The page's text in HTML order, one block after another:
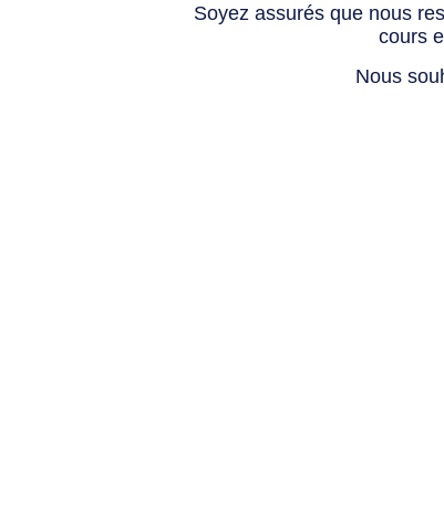
Soyez assurés que nous
cours
Nous